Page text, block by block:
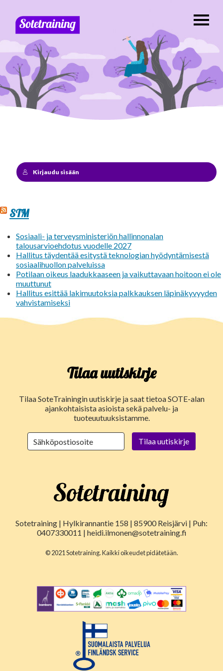
Kirjaudu sisään
STM
Sosiaali- ja terveysministeriön hallinnonalan
talousarvioehdotus vuodelle 2027
Hallitus täydentää esitystä teknologian hyödyntämisestä
sosiaalihuollon palveluissa
Potilaan oikeus laadukkaaseen ja vaikuttavaan hoitoon ei ole
muuttunut
Hallitus esittää lakimuutoksia palkkauksen läpinäkyvyyden
vahvistamiseksi
Tilaa uutiskirje
Tilaa SoteTrainingin uutiskirje ja saat tietoa SOTE-alan
ajankohtaisista asioista sekä palvelu- ja
tuoteuutuuksistamme.
Sotetraining | Hylkirannantie 158 | 85900 Reisjärvi | Puh:
0407330011 | heidi.ilmonen@sotetraining.fi
© 2021 Sotetraining. Kaikki oikeudet pidätetään.